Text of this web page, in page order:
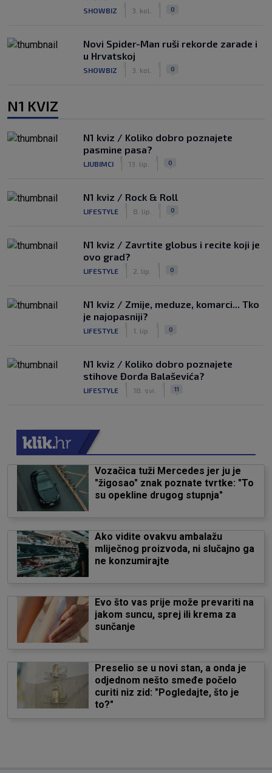
SHOWBIZ 3. kol. 0
Novi Spider-Man ruši rekorde zarade i
u Hrvatskoj
SHOWBIZ 3. kol. 0
N1 KVIZ
N1 kviz / Koliko dobro poznajete
pasmine pasa?
LJUBIMCI 13. lip. 0
N1 kviz / Rock & Roll
LIFESTYLE 8. lip. 0
N1 kviz / Zavrtite globus i recite koji je
ovo grad?
LIFESTYLE 2. lip. 0
N1 kviz / Zmije, meduze, komarci... Tko
je najopasniji?
LIFESTYLE 1. lip. 0
N1 kviz / Koliko dobro poznajete
stihove Đorđa Balaševića?
LIFESTYLE 18. svi. 11
Vozačica tuži Mercedes jer ju je
"žigosao" znak poznate tvrtke: "To
su opekline drugog stupnja"
Ako vidite ovakvu ambalažu
mliječnog proizvoda, ni slučajno ga
ne konzumirajte
Evo što vas prije može prevariti na
jakom suncu, sprej ili krema za
sunčanje
Preselio se u novi stan, a onda je
odjednom nešto smeđe počelo
curiti niz zid: "Pogledajte, što je
to?"